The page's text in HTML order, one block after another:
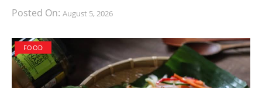
Posted On: August 5, 2026
FOOD